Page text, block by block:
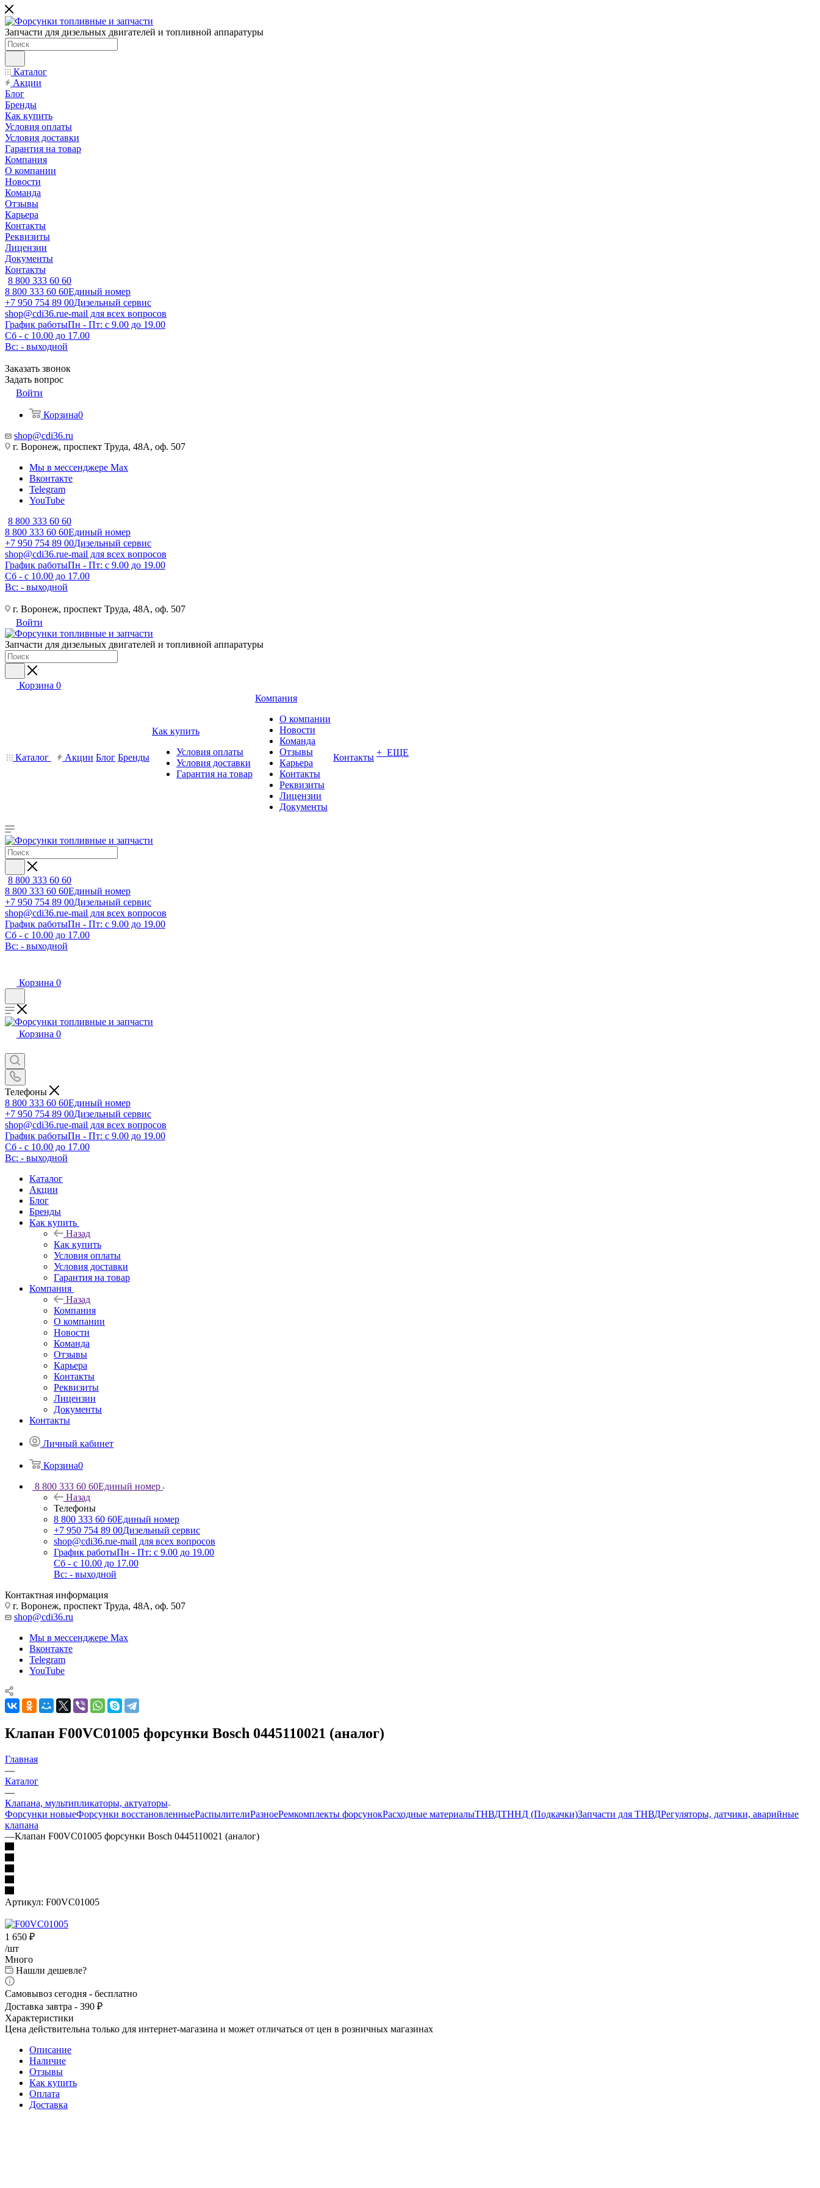
Запчасти для дизельных двигателей и топливной аппаратуры
Каталог
Акции
Блог
Бренды
Как купить
Условия оплаты
Условия доставки
Гарантия на товар
Компания
О компании
Новости
Команда
Отзывы
Карьера
Контакты
Реквизиты
Лицензии
Документы
Контакты
8 800 333 60 60
8 800 333 60 60Единый номер
+7 950 754 89 00Дизельный сервис
shop@cdi36.rue-mail для всех вопросов
График работыПн - Пт: с 9.00 до 19.00
Сб - с 10.00 до 17.00
Вс: - выходной
Заказать звонок
Задать вопрос
Войти
Корзина0
shop@cdi36.ru
г. Воронеж, проспект Труда, 48А, оф. 507
Мы в мессенджере Max
Вконтакте
Telegram
YouTube
8 800 333 60 60
8 800 333 60 60Единый номер
+7 950 754 89 00Дизельный сервис
shop@cdi36.rue-mail для всех вопросов
График работыПн - Пт: с 9.00 до 19.00
Сб - с 10.00 до 17.00
Вс: - выходной
г. Воронеж, проспект Труда, 48А, оф. 507
Войти
Запчасти для дизельных двигателей и топливной аппаратуры
Корзина 0
Каталог Акции Блог Бренды
Как купить
Условия оплаты
Условия доставки
Гарантия на товар
Компания
О компании
Новости
Команда
Отзывы
Карьера
Контакты
Реквизиты
Лицензии
Документы
Контакты + ЕЩЕ
8 800 333 60 60
8 800 333 60 60Единый номер
+7 950 754 89 00Дизельный сервис
shop@cdi36.rue-mail для всех вопросов
График работыПн - Пт: с 9.00 до 19.00
Сб - с 10.00 до 17.00
Вс: - выходной
Корзина 0
Корзина 0
Телефоны
8 800 333 60 60Единый номер
+7 950 754 89 00Дизельный сервис
shop@cdi36.rue-mail для всех вопросов
График работыПн - Пт: с 9.00 до 19.00
Сб - с 10.00 до 17.00
Вс: - выходной
Каталог
Акции
Блог
Бренды
Как купить
Назад
Как купить
Условия оплаты
Условия доставки
Гарантия на товар
Компания
Назад
Компания
О компании
Новости
Команда
Отзывы
Карьера
Контакты
Реквизиты
Лицензии
Документы
Контакты
Личный кабинет
Корзина0
8 800 333 60 60Единый номер
Назад
Телефоны
8 800 333 60 60Единый номер
+7 950 754 89 00Дизельный сервис
shop@cdi36.rue-mail для всех вопросов
График работыПн - Пт: с 9.00 до 19.00
Сб - с 10.00 до 17.00
Вс: - выходной
Контактная информация
г. Воронеж, проспект Труда, 48А, оф. 507
shop@cdi36.ru
Мы в мессенджере Max
Вконтакте
Telegram
YouTube
Клапан F00VC01005 форсунки Bosch 0445110021 (аналог)
Главная
—
Каталог
—
Клапана, мультипликаторы, актуаторы
Форсунки новыеФорсунки восстановленныеРаспылителиРазноеРемкомплекты форсунокРасходные материалыТНВДТННД (Подкачки)Запчасти для ТНВДРегуляторы, датчики, аварийные
клапана
—Клапан F00VC01005 форсунки Bosch 0445110021 (аналог)
Артикул: F00VC01005
1 650 ₽
/шт
Много
Нашли дешевле?
Самовывоз сегодня - бесплатно
Доставка завтра - 390 ₽
Характеристики
Цена действительна только для интернет-магазина и может отличаться от цен в розничных магазинах
Описание
Наличие
Отзывы
Как купить
Оплата
Доставка